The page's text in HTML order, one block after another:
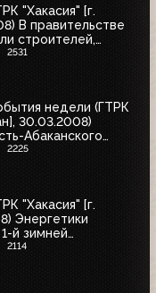
"Хакасия" [г.
В правительстве
строителей,
бухгалтеров со
2531
недели (ГТРК
30.03.2008)
Абаканского
подачу
2225
"Хакасия" [г.
Энергетики
й зимней
2114